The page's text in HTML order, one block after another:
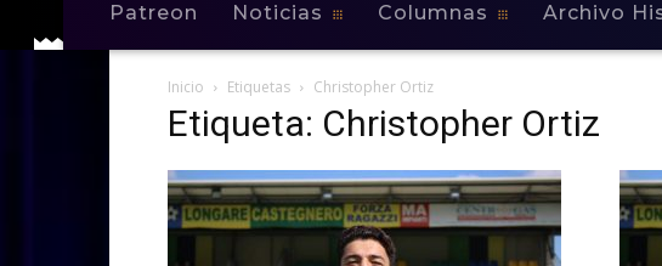
Patreon Noticias Columnas Archivo
Inicio Etiquetas Christopher Ortiz
Etiqueta: Christopher Ortiz